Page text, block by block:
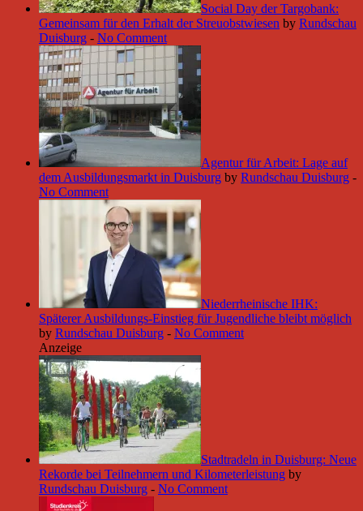
Social Day der Targobank:
Gemeinsam für den Erhalt der Streuobstwiesen by Rundschau
Duisburg - No Comment
Agentur für Arbeit: Lage auf
dem Ausbildungsmarkt in Duisburg by Rundschau Duisburg -
No Comment
Niederrheinische IHK:
Späterer Ausbildungs-Einstieg für Jugendliche bleibt möglich
by Rundschau Duisburg - No Comment
Anzeige
Stadtradeln in Duisburg: Neue
Rekorde bei Teilnehmern und Kilometerleistung by
Rundschau Duisburg - No Comment